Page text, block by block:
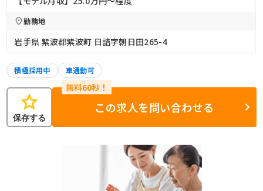
勤務地
岩手県 紫波郡紫波町 日詰字朝日田265-4
積極採用中 車通勤可
star
保存する
この求人を問い合わせる